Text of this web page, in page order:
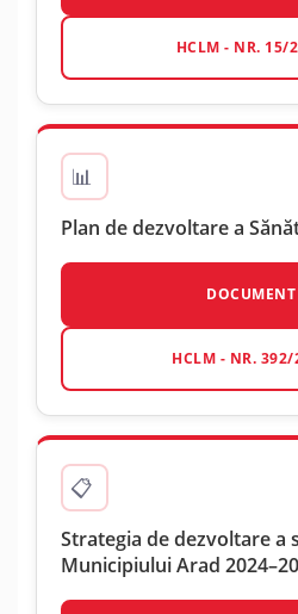
HCLM - NR. 15/
Plan de dezvoltare a
DOCUMENT
HCLM - NR. 392/
Strategia de dezvoltare a
Municipiului Arad